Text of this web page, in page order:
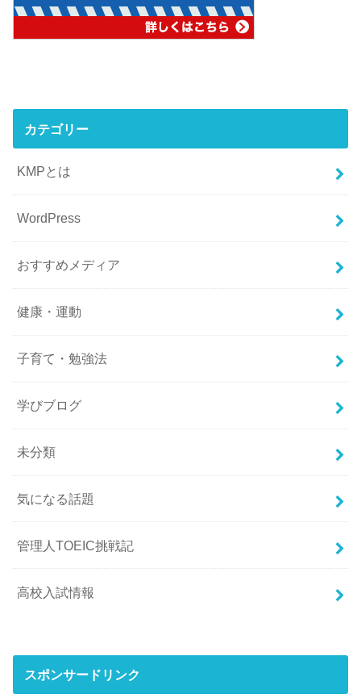
カテゴリー
KMPとは
WordPress
おすすめメディア
健康・運動
子育て・勉強法
学びブログ
未分類
気になる話題
管理人TOEIC挑戦記
高校入試情報
スポンサードリンク